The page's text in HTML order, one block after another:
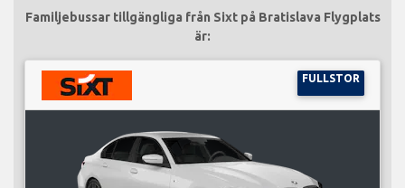
Familjebussar tillgängliga från Sixt på Bratislava Flygplats
är:
FULLSTOR